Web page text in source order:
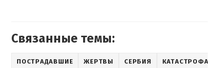
Связанные темы:
ПОСТРАДАВШИЕ ЖЕРТВЫ СЕРБИЯ КАТАСТРОФА